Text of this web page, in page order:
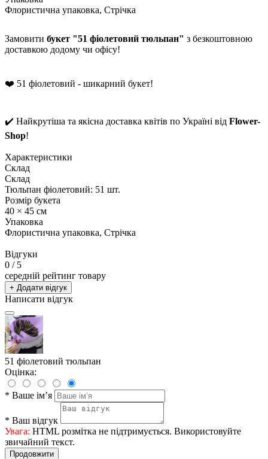
Флористична упаковка, Стрічка
Замовити букет "51 фіолетовий тюльпан" з безкоштовною
доставкою додому чи офісу!
❤️ 51 фіолетовий - шикарний букет!
✔️ Найкрутіша та якісна доставка квітів по Україні від Flower-
Shop!
Характеристики
Склад
Склад
Тюльпан фіолетовий: 51 шт.
Розмір букета
40 × 45 см
Упаковка
Флористична упаковка, Стрічка
Відгуки
0 / 5
середній рейтинг товару
+ Додати відгук
Написати відгук
51 фіолетовий тюльпан
Оцінка:
* Ваше ім’я
* Ваш відгук
Увага: HTML розмітка не підтримується. Використовуйте
звичайний текст.
Продовжити